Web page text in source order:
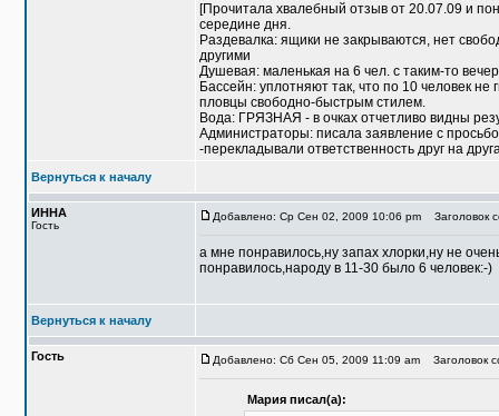
[Прочитала хвалебный отзыв от 20.07.09 и
середине дня.
Раздевалка: ящики не закрываются, нет
другими
Душевая: маленькая на 6 чел. с таким-то
Бассейн: уплотняют так, что по 10 человек
пловцы свободно-быстрым стилем.
Вода: ГРЯЗНАЯ - в очках отчетливо видны
Администраторы: писала заявление с
-перекладывали ответственность друг на
Вернуться к началу
ИННА
Гость
Добавлено: Ср Сен 02, 2009 10:06 pm Заголовок
а мне понравилось,ну запах хлорки,ну не
понравилось,народу в 11-30 было 6 человек:-)
Вернуться к началу
Гость Добавлено: Сб Сен 05, 2009 11:09 am Заголовок
Мария писал(а):